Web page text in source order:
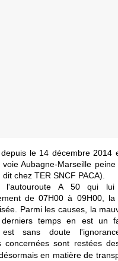
le 14 décembre 2014
voie Aubagne-Marseille
chez TER SNCF PACA).
l'autouroute A 50 qui lui
de 07H00 à 09H00, la
Parmi les causes, la
temps en est un
est sans doute
concernées sont restées
en matière de